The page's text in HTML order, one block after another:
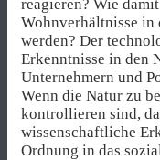
reagieren? Wie
Wohnverhältnisse in
werden? Der
Erkenntnisse in den
Unternehmern und
Wenn die Natur zu
kontrollieren sind,
wissenschaftliche
Ordnung in das